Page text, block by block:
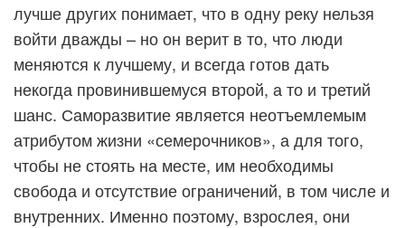
лучше других понимает, что в одну реку нельзя
войти дважды – но он верит в то, что люди
меняются к лучшему, и всегда готов дать
некогда провинившемуся второй, а то и третий
шанс. Саморазвитие является неотъемлемым
атрибутом жизни «семерочников», а для того,
чтобы не стоять на месте, им необходимы
свобода и отсутствие ограничений, в том числе и
внутренних. Именно поэтому, взрослея, они